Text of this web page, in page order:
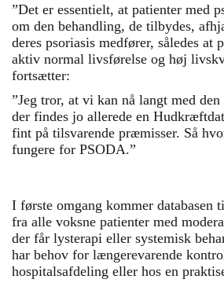
”Det er essentielt, at patienter med
om den behandling, de tilbydes,
deres psoriasis medfører, således at
aktiv normal livsførelse og høj
fortsætter:
”Jeg tror, at vi kan nå langt med den
der findes jo allerede en
fint på tilsvarende præmisser. Så
fungere for PSODA.”
I første omgang kommer databasen
fra alle voksne patienter med
der får lysterapi eller systemisk
har behov for længerevarende
hospitalsafdeling eller hos en